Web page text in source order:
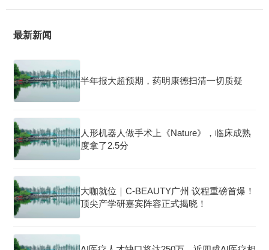
最新新闻
半年报大超预期，药明康德扫清一切质疑
人形机器人做手术上《Nature》，临床成熟
度拿了2.5分
大咖就位｜C-BEAUTY广州 议程重磅首爆！
顶尖产学研嘉宾阵容正式揭晓！